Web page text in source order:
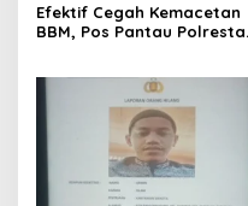
Efektif Cegah Kemacetan
BBM, Pos Pantau Polresta